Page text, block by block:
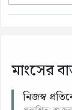
মাংসের
নিজস্ব